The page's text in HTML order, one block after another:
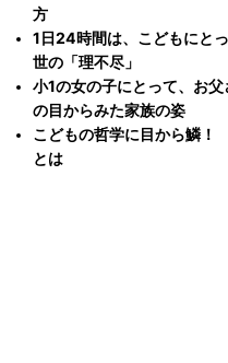
方
1日24時間は、こどもにと
世の「理不尽」
小1の女の子にとって、お
の目からみた家族の姿
こどもの哲学に目から鱗！
とは